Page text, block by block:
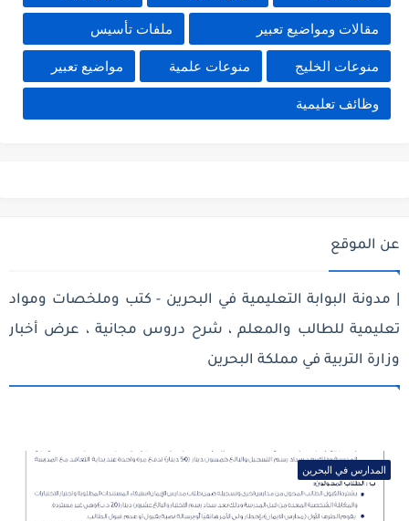
مقالات ومواضيع تعبير ملفات تأسيس
منوعات الخليج منوعات علمية مواضيع تعبير
وظائف تعليمية
عن الموقع
| مدونة البوابة التعليمية في البحرين - كتب وملخصات ومواد
تعليمية للطالب والمعلم ، شرح دروس مجانية ، عرض أخبار
وزارة التربية في مملكة البحرين
المدارس في البحرين